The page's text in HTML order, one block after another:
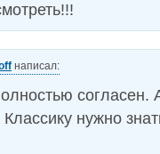
написал:
согласен.
нужно